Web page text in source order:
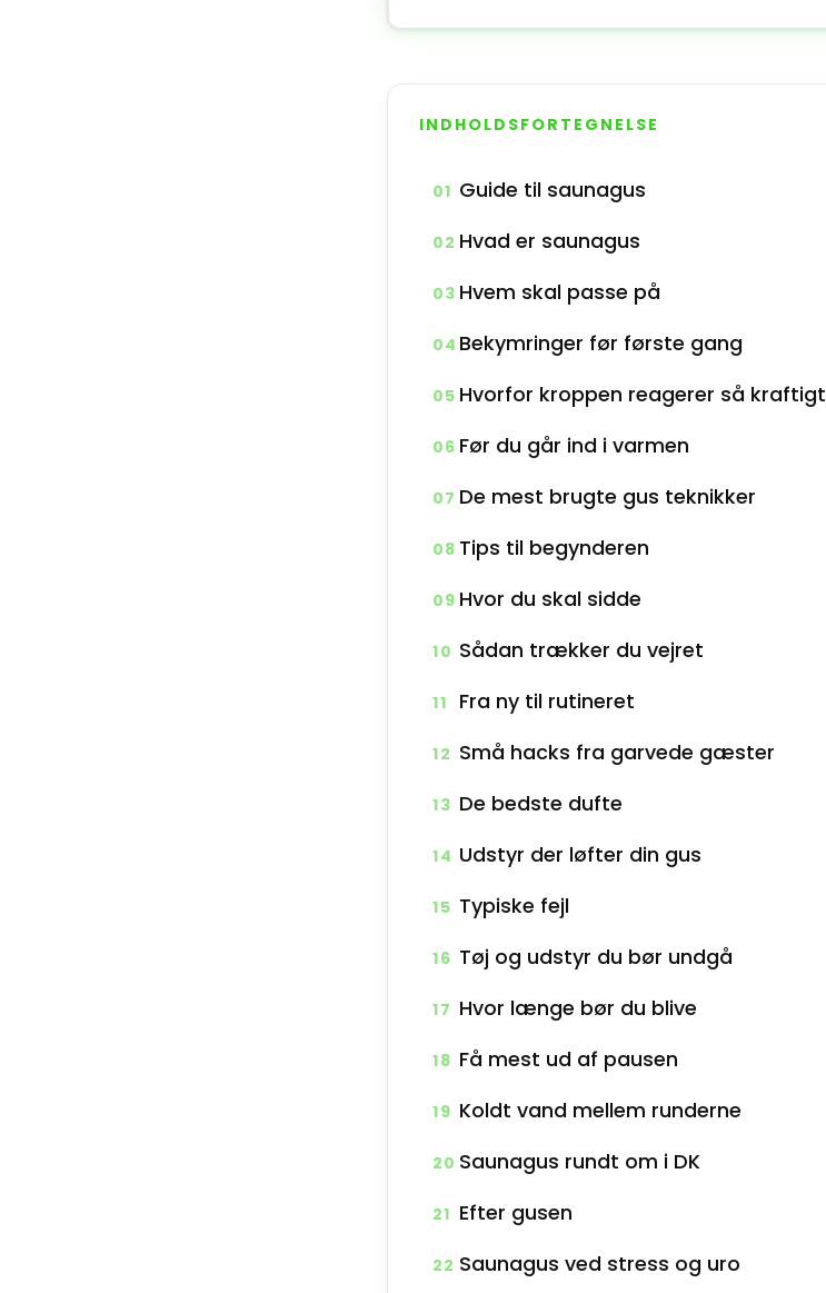
INDHOLDSFORTEGNELSE
01 Guide til saunagus
02 Hvad er saunagus
03 Hvem skal passe på
04 Bekymringer før første gang
05 Hvorfor kroppen reagerer så kraftigt
06 Før du går ind i varmen
07 De mest brugte gus teknikker
08 Tips til begynderen
09 Hvor du skal sidde
10 Sådan trækker du vejret
11 Fra ny til rutineret
12 Små hacks fra garvede gæster
13 De bedste dufte
14 Udstyr der løfter din gus
15 Typiske fejl
16 Tøj og udstyr du bør undgå
17 Hvor længe bør du blive
18 Få mest ud af pausen
19 Koldt vand mellem runderne
20 Saunagus rundt om i DK
21 Efter gusen
22 Saunagus ved stress og uro